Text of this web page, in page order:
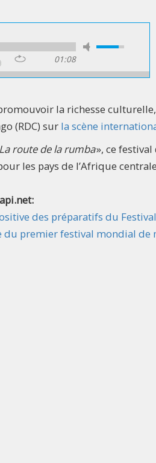
01:08
la richesse
(RDC) sur la scène
La route de la rumba», ce
les pays de l’Afrique
des préparatifs du
du premier festival mondial